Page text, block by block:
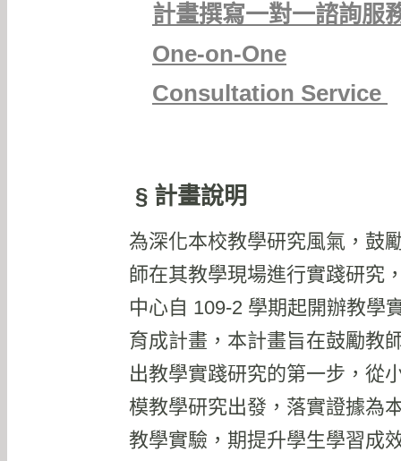
計畫撰寫一對一諮詢服
One-on-One
Consultation Service
§ 計畫說明
為深化本校教學研究風氣，鼓
師在其教學現場進行實踐研究
中心自 109-2 學期起開辦教學
育成計畫，本計畫旨在鼓勵教
出教學實踐研究的第一步，從
模教學研究出發，落實證據為
教學實驗，期提升學生學習成